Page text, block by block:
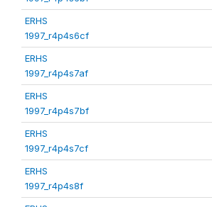
ERHS
1997_r4p4s6cf
ERHS
1997_r4p4s7af
ERHS
1997_r4p4s7bf
ERHS
1997_r4p4s7cf
ERHS
1997_r4p4s8f